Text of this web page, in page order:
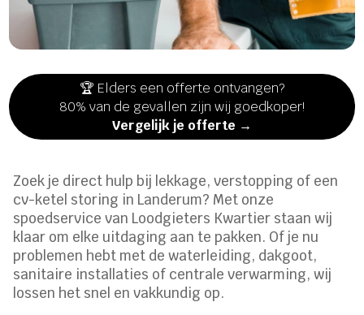
🏆 Elders een offerte ontvangen?
80% van de gevallen zijn wij goedkoper!
Vergelijk je offerte →
Zoek je direct hulp bij lekkage, verstopping of een
cv-ketel storing in Landerum? Met onze
spoedservice van Loodgieters Kwartier staan wij
klaar om elke uitdaging aan te pakken. Of je nu
problemen hebt met de waterleiding, dakgoot,
sanitaire installaties of centrale verwarming, wij
lossen het snel en vakkundig op.